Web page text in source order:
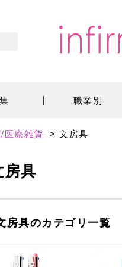
職業別
医療雑貨 > 文房具
房具
房具のカテゴリ一覧